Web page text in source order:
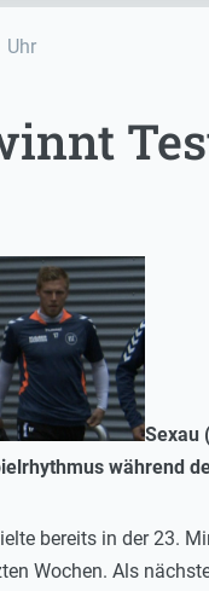
Uhr
Sexau
während
bereits in der 23.
Wochen. Als